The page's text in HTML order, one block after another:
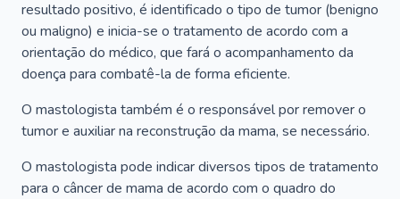
resultado positivo, é identificado o tipo de tumor (benigno
ou maligno) e inicia-se o tratamento de acordo com a
orientação do médico, que fará o acompanhamento da
doença para combatê-la de forma eficiente.
O mastologista também é o responsável por remover o
tumor e auxiliar na reconstrução da mama, se necessário.
O mastologista pode indicar diversos tipos de tratamento
para o câncer de mama de acordo com o quadro do